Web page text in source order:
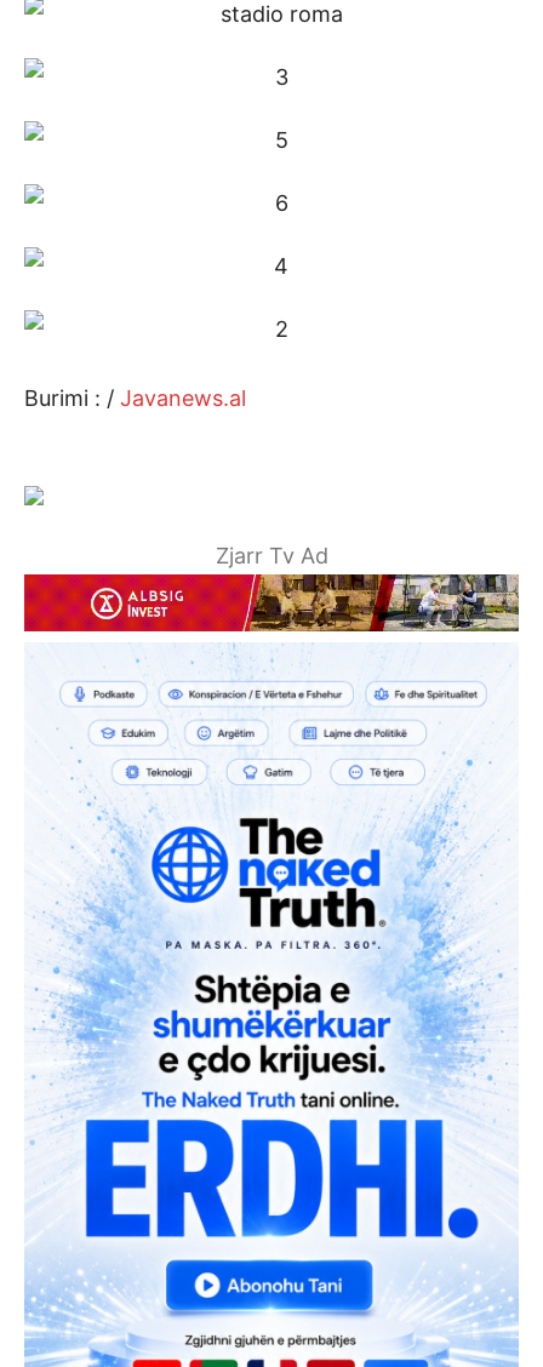
Burimi : / Javanews.al
Zjarr Tv Ad